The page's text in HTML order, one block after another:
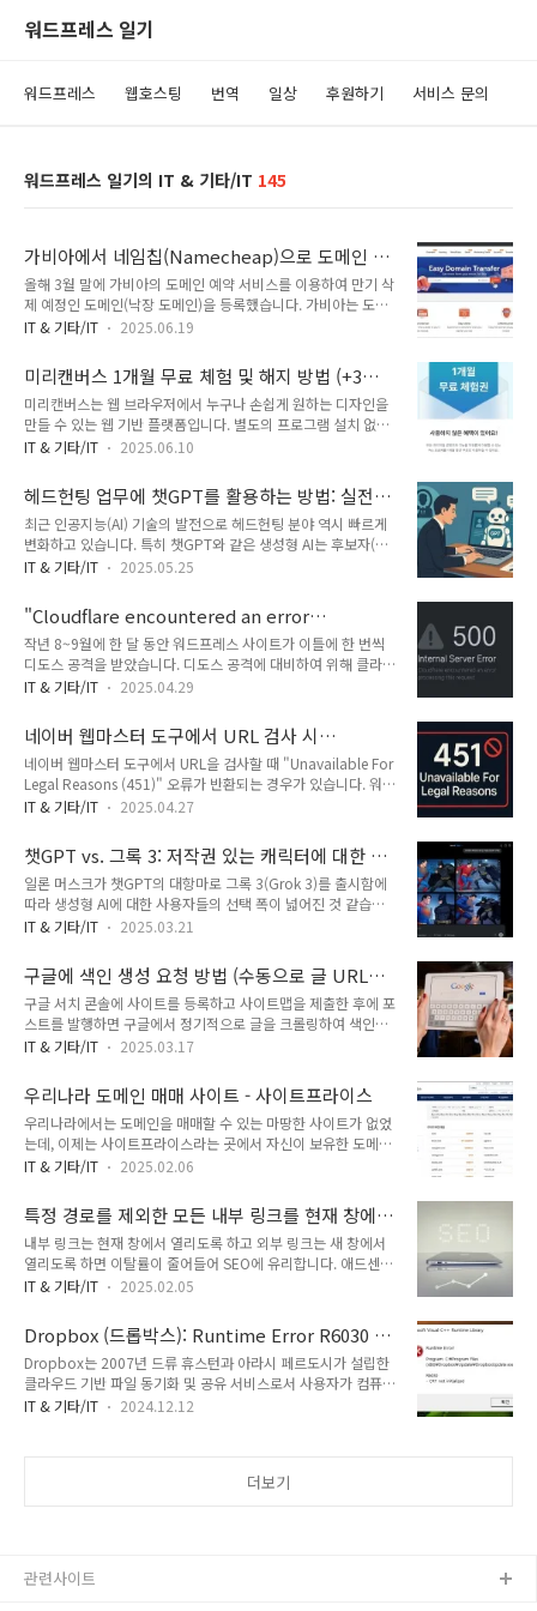
워드프레스 일기
워드프레스 웹호스팅 번역 일상 후원하기 서비스 문의
워드프레스 일기의 IT & 기타/IT 145
가비아에서 네임칩(Namecheap)으로 도메인 기
관이전 방법
올해 3월 말에 가비아의 도메인 예약 서비스를 이용하여 만기 삭
제 예정인 도메인(낙장 도메인)을 등록했습니다. 가비아는 도메
인 등록비가 비싸기 때문에 저렴한 도메인 등록업체인 네임칩
도메인을 등록하면 일정 기간 동안 기관이전이 제한됩니다.
ICANN 정책에 따라 소유권을 변경하거나 이메일 정보를 변경한
후 60일 이내에는 기관이전을 할 수가 없습니다.닷컴(.com) 도
메인의 경우 네임칩으로 기관이전할 경우 11.48달러에 가능합
니다. 기관을 이전하면 도메인 기간이 1년 연장됩니다. 가이바에
습니다. 카페24, 호스팅KR 등 다른 도메인 등록업체로 이전하는
경우에도 동일한 프로세스로 가능..
IT & 기타/IT 2025.06.19
미리캔버스 1개월 무료 체험 및 해지 방법 (+3개
월 33% 할인 방법)
미리캔버스는 웹 브라우저에서 누구나 손쉽게 원하는 디자인을
만들 수 있는 웹 기반 플랫폼입니다. 별도의 프로그램 설치 없이
카드뉴스, 포스터, 프레젠테이션, 상세페이지, 블로그 썸네일, 유
도록 다양한 템플릿과 사진, 아이콘, 영상, 오디오 등 풍부한 디
자인 요소가 제공됩니다.이 서비스를 이용하면 텍스트, 도형, 이
미지 등을 자유롭게 삽입하거나 수정해 자신만의 디자인을 완성
할 수 있습니다. 또한 AI 기술을 활용한 맞춤형 요소 추천, 협업
기능, 클라우드 저장과 공유 기능도 지원합니다. 이를 통해 디자
만들 수 있습니다.저는 블로그 썸네일이나 유튜브 영상에 사용할
썸네일을 제작하는 ..
IT & 기타/IT 2025.06.10
헤드헌팅 업무에 챗GPT를 활용하는 방법: 실전
가이드
최근 인공지능(AI) 기술의 발전으로 헤드헌팅 분야 역시 빠르게
변화하고 있습니다. 특히 챗GPT와 같은 생성형 AI는 후보자(지
원자) 분석, 문서 자동화, 실시간 인터뷰 등 다양한 업무를 혁신
빠르고 정확하게 적합한 인재를 찾을 수 있으며, 반복적이고 시
간이 많이 소요되는 업무를 자동화하여 효율성을 극대화할 수 있
습니다.간혹 지인들이 챗GPT 사용법을 물어오곤 합니다. 지난
달에는 헤드헌팅 분야에서 일하는 지인이 챗GPT 사용법을 문의
해와서 챗GPT, 그록3, 제미나이 등에 대하여 간략히 소개해주
챗GPT를 헤드헌팅 업무에 어떻게 활용하면 좋을지에 대하여 간
략히 정리해 보았습니다. 실..
IT & 기타/IT 2025.05.25
"Cloudflare encountered an error
processing this request: Internal server
error" 에러가 발생하는 경우
작년 8~9월에 한 달 동안 워드프레스 사이트가 이틀에 한 번씩
디도스 공격을 받았습니다. 디도스 공격에 대비하여 위해 클라우
드플레어와 연동하여 지금까지 이용해오고 있습니다. 오늘 오전
encountered an error processing this request: Internal
server error"가 발생했습니다.아마도 클라우드플레어의 일시적
인 오류가 아닌가 생각됩니다. 시간이 지나면 이 에러가 사라질
것이라 생각됩니다. 오류가 사라지지 않는다면 아래 내용을 참고
하여 조치를 취해보시기 바랍니다."Cloudflare encountered
IT & 기타/IT 2025.04.29
네이버 웹마스터 도구에서 URL 검사 시
"Unavailable For Legal Reasons (451)" 오류
가 발생하는 경우
네이버 웹마스터 도구에서 URL을 검사할 때 "Unavailable For
Legal Reasons (451)" 오류가 반환되는 경우가 있습니다. 워드
프레스 사이트에 대하여 네이버 서치어드바이저에서 이 오류가
청한 웹페이지나 리소스가 저작권 문제, 정부의 법적 규제, 법원
명령, 데이터 보호법 등 법적인 이유로 인해 접근이 차단되었음
을 나타내는 상태 코드입니다. 주로 특정 국가나 지역에서 법적
제한이 있거나, 해당 콘텐츠가 법적으로 제공될 수 없는 경우에
이 오류가 발생할 수 있습니다.네이버 웹마스터 도구에서 URL
하는 경우네이버 웹마스터 도구에서 U..
IT & 기타/IT 2025.04.27
챗GPT vs. 그록 3: 저작권 있는 캐릭터에 대한 이
미지 생성
일론 머스크가 챗GPT의 대항마로 그록 3(Grok 3)를 출시함에
따라 생성형 AI에 대한 사용자들의 선택 폭이 넓어진 것 같습니
다. 더구나 중국의 딥시크도 선택할 수 있기 때문에 이제는 유료
3는 공개되던 날에는 x.com의 프리미엄 요금제에서만 지원되
었지만 그 다음날 무료로 풀렸습니다. 저는 그록 3 공개되던 날
에 프리미엄 요금제에 가입했습니다.😥챗GPT에서는 저작권 있
는 이미지나 캐릭터와 관련하여 이미지 생성을 요청하면 저작권
때문에 이미지 생성을 거부합니다. 하지만 그록 3는 저작권 여부
미지의 사용으로 인한 책임은 사용자가 지도록 하는 것이 아닌가
생각됩니다.챗GPT ..
IT & 기타/IT 2025.03.21
구글에 색인 생성 요청 방법 (수동으로 글 URL
제출하기)
구글 서치 콘솔에 사이트를 등록하고 사이트맵을 제출한 후에 포
스트를 발행하면 구글에서 정기적으로 글을 크롤링하여 색인에
추가합니다. 초기에는 글을 발행해도 금방 글이 노출되지 않을
검색에서 누락되는 경우가 있습니다. 한 번씩 내 글이 잘 노출되
고 있는지 구글 서치 콘솔에서 확인하여 색인에서 누락된 글에
대하여 색인 생성 요청을 해주면 좋은 것 같습니다.참고로 초기
에는 티스토리나 워드프레스 글들이 네이버 또는 구글에 잘 노출
이 안 될 수 있습니다. 특히 구글은 샌드박스 기간이라는 것이 존
이 안 되는 이유: 구글 샌드박스 기간 - 워드프레스 정보꾸러미블
로그를 개설한 지 1~2개월이..
IT & 기타/IT 2025.03.17
우리나라 도메인 매매 사이트 - 사이트프라이스
우리나라에서는 도메인을 매매할 수 있는 마땅한 사이트가 없었
는데, 이제는 사이트프라이스라는 곳에서 자신이 보유한 도메인
을 매물로 올리거나 다른 사람이 올린 도메인을 구입할 수 있습
메인 매매 사이트 - 사이트프라이스사이트프라이스는 쇼핑몰,
컨텐츠 사이트, 어플(앱), 솔루션 등을 판매하거나 구매할 수 있
고, 도메인 매매도 가능합니다.살펴보니 10만원대부터 억대까지
다양하게 가격을 설정하였네요. 위의 그림에서 1억이 넘는 도메
인은 팔릴 가능성이 거의 제로가 아닐까 생각됩니다.😄혹시 다
방)을 통해 문의주실 수 있습니다😊😊
els.kronse.kravada.co.kronse.kr 도메인..
IT & 기타/IT 2025.02.06
특정 경로를 제외한 모든 내부 링크를 현재 창에
서 열리도록 설정하는 방법
내부 링크는 현재 창에서 열리도록 하고 외부 링크는 새 창에서
열리도록 하면 이탈률이 줄어들어 SEO에 유리합니다. 애드센스
수익면에서는 모든 링크가 현재 창에서 열리도록 하는 것이 전면
해도 이제 전면 광고가 표시되기는 하지만 새 창을 닫고 다시 해
당 사이트로 되돌아가야 전면 광고를 볼 수 있어 효과가 떨어질
수 있습니다.저는 워드프레스 블로그에서 모든 내부 링크를 현재
창에서 열리도록 하는 코드를 추가했습니다. 오래전에 작성한 글
에는 내부 링크를 새 탭에서 열리도록 설정한 것이 많아서 간단
IT & 기타/IT 2025.02.05
Dropbox (드롭박스): Runtime Error R6030 -
CRT not Initialized
Dropbox는 2007년 드류 휴스턴과 아라시 페르도시가 설립한
클라우드 기반 파일 동기화 및 공유 서비스로서 사용자가 컴퓨
터, 휴대폰, 태블릿 등 다양한 기기에서 파일을 쉽게 저장하고 동
기 Microsoft Visual C++ Runtime Library Runtime Error!
IT & 기타/IT 2024.12.12
더보기
관련사이트